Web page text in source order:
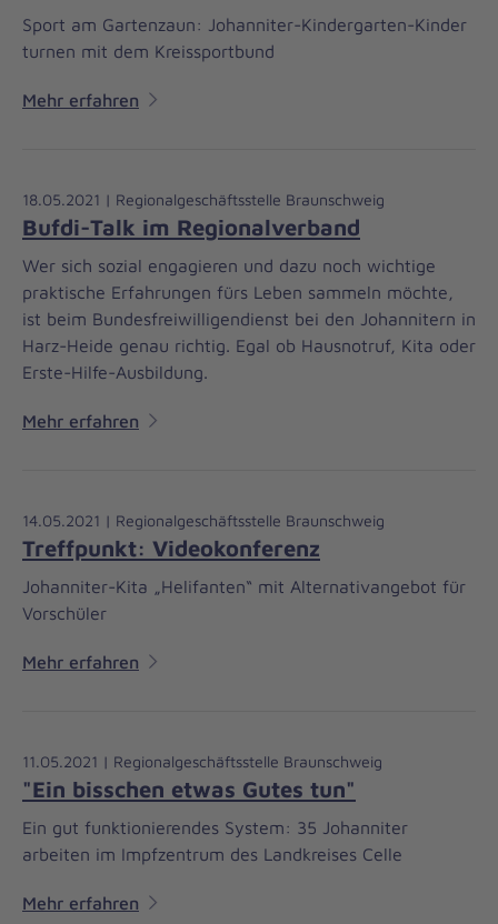
Sport am Gartenzaun: Johanniter-Kindergarten-Kinder
turnen mit dem Kreissportbund
Mehr erfahren
18.05.2021 | Regionalgeschäftsstelle Braunschweig
Bufdi-Talk im Regionalverband
Wer sich sozial engagieren und dazu noch wichtige
praktische Erfahrungen fürs Leben sammeln möchte,
ist beim Bundesfreiwilligendienst bei den Johannitern in
Harz-Heide genau richtig. Egal ob Hausnotruf, Kita oder
Erste-Hilfe-Ausbildung.
Mehr erfahren
14.05.2021 | Regionalgeschäftsstelle Braunschweig
Treffpunkt: Videokonferenz
Johanniter-Kita „Helifanten“ mit Alternativangebot für
Vorschüler
Mehr erfahren
11.05.2021 | Regionalgeschäftsstelle Braunschweig
"Ein bisschen etwas Gutes tun"
Ein gut funktionierendes System: 35 Johanniter
arbeiten im Impfzentrum des Landkreises Celle
Mehr erfahren